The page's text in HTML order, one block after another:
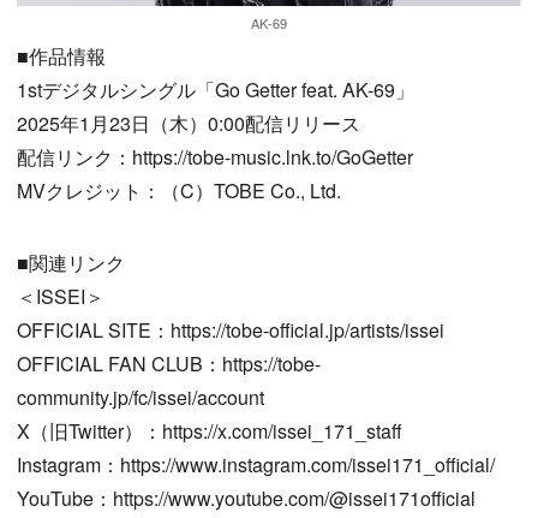
AK-69
■作品情報
1stデジタルシングル「Go Getter feat. AK-69」
2025年1月23日（木）0:00配信リリース
配信リンク：https://tobe-music.lnk.to/GoGetter
MVクレジット：（C）TOBE Co., Ltd.
■関連リンク
＜ISSEI＞
OFFICIAL SITE：https://tobe-official.jp/artists/issei
OFFICIAL FAN CLUB：https://tobe-
community.jp/fc/issei/account
X（旧Twitter）：https://x.com/issei_171_staff
Instagram：https://www.instagram.com/issei171_official/
YouTube：https://www.youtube.com/@issei171official